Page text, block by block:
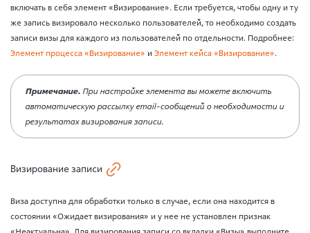
включать в себя элемент «Визирование». Если требуется, чтобы одну и ту
же запись визировало несколько пользователей, то необходимо создать
записи визы для каждого из пользователей по отдельности. Подробнее:
Элемент процесса «Визирование» и Элемент кейса «Визирование».
Примечание. При настройке элемента вы можете включить
автоматическую рассылкуemail-сообщений о необходимости и
результатах визирования записи.
Визирование записи
Виза доступна для обработки только в случае, если она находится в
состоянии «Ожидает визирования» и у нее не установлен признак